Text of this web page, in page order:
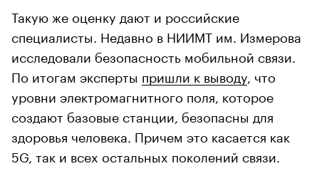
Такую же оценку дают и российские
специалисты. Недавно в НИИМТ им. Измерова
исследовали безопасность мобильной связи.
По итогам эксперты пришли к выводу , что
уровни электромагнитного поля, которое
создают базовые станции, безопасны для
здоровья человека. Причем это касается как
5G, так и всех остальных поколений связи.